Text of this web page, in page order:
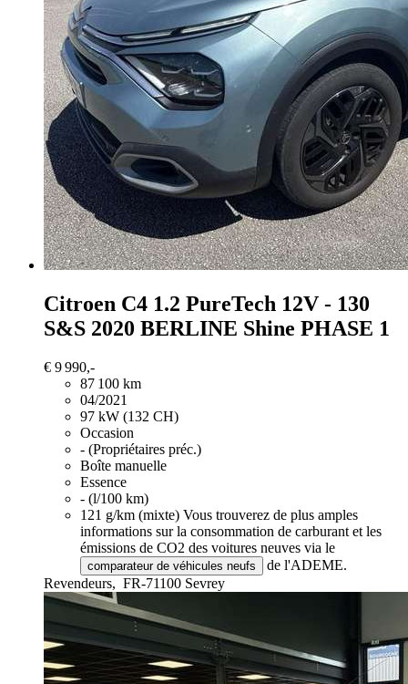
Citroen C4 1.2 PureTech 12V - 130
S&S 2020 BERLINE Shine PHASE 1
€ 9 990,-
87 100 km
04/2021
97 kW (132 CH)
Occasion
- (Propriétaires préc.)
Boîte manuelle
Essence
- (l/100 km)
121 g/km (mixte) Vous trouverez de plus amples
informations sur la consommation de carburant et les
émissions de CO2 des voitures neuves via le
comparateur de véhicules neufs
de l'ADEME.
Revendeurs, FR-71100 Sevrey